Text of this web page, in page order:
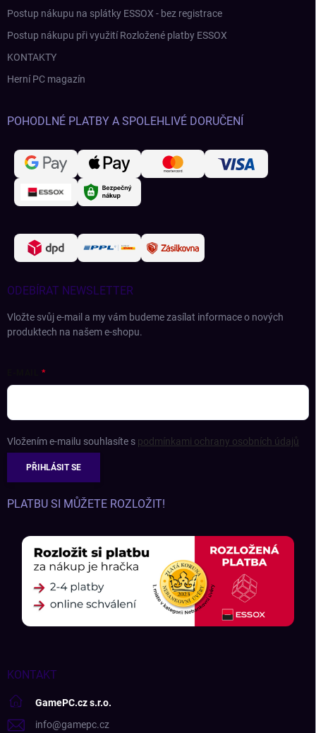
Postup nákupu na splátky ESSOX - bez registrace
Postup nákupu při využití Rozložené platby ESSOX
KONTAKTY
Herní PC magazín
POHODLNÉ PLATBY A SPOLEHLIVÉ DORUČENÍ
ODEBÍRAT NEWSLETTER
Vložte svůj e-mail a my vám budeme zasílat informace o nových
produktech na našem e-shopu.
Vložením e-mailu souhlasíte s podmínkami ochrany osobních údajů
PŘIHLÁSIT SE
PLATBU SI MŮŽETE ROZLOŽIT!
KONTAKT
GamePC.cz s.r.o.
info@gamepc.cz